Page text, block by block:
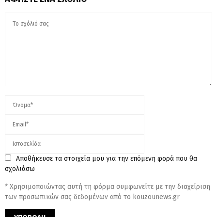
Αποθήκευσε τα στοιχεία μου για την επόμενη φορά που θα
σχολιάσω
* Χρησιμοποιώντας αυτή τη φόρμα συμφωνείτε με την διαχείριση
των προσωπικών σας δεδομένων από το kouzounews.gr